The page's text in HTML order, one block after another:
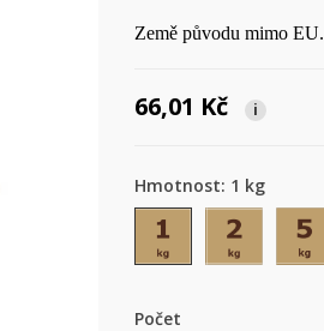
Země původu mimo EU.
66,01 Kč i
Hmotnost: 1 kg
1 kg
2 kg
Počet